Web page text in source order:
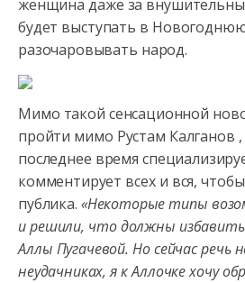
женщина даже за
будет выступать в
разочаровывать народ.
Мимо такой сенсационной
пройти мимо Рустам Калганов
последнее время
комментирует всех и вся,
публика. «Некоторые типы
и решили, что должны избавить
Аллы Пугачевой. Но сейчас речь
неудачниках, я к Аллочке хочу